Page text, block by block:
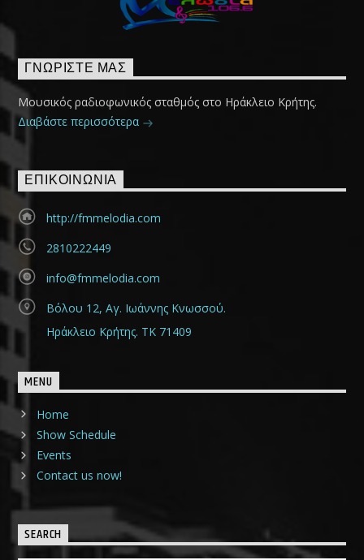
ΓΝΩΡΊΣΤΕ ΜΑΣ
Μουσικός ραδιοφωνικός σταθμός στο Ηράκλειο Κρήτης.
Διαβάστε περισσότερα
ΕΠΙΚΟΙΝΩΝΊΑ
http://fmmelodia.com
2810222449
info@fmmelodia.com
Βόλου 12, Αγ. Ιωάννης Κνωσσού.
Ηράκλειο Κρήτης. ΤΚ 71409
MENU
Home
Show Schedule
Events
Contact us now!
SEARCH